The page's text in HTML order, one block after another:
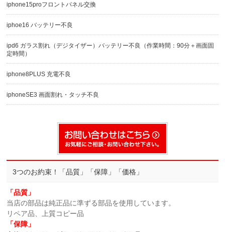
iphone15proフロントパネル交換
iphoe16 バッテリー不良
ipd6 ガラス割れ（デジタイザー）バッテリー不良（作業時間：90分＋画面固
定時間）
iphone8PLUS 充電不良
iphoneSE3 画面割れ・タッチ不良
3つのお約束！「品質」「保障」「価格」
「品質」
当店の部品は純正品に準ずる部品を使用しています。
リペア品、上質コピー品
「保障」